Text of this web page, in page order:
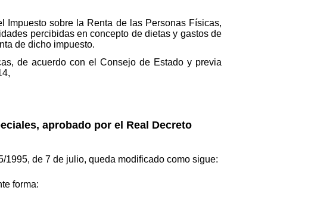
Impuesto sobre la Renta de las Personas Físicas,
percibidas en concepto de dietas y gastos de
de dicho impuesto.
de acuerdo con el Consejo de Estado y previa
aprobado por el Real Decreto
de 7 de julio, queda modificado como sigue:
forma: